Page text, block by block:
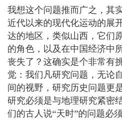
我想这个问题推而广之，其
近代以来的现代化运动的展
达的地区，类似山西，它们
的角色，以及在中国经济中
丧失了？这确实是个非常有
觉：我们凡研究问题，无论
间的视野，研究历史问题更
研究必须是与地理研究紧密
们的古人说“天时”的问题必